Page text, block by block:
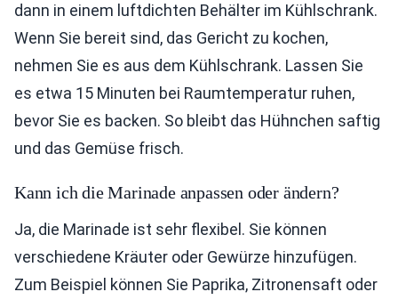
dann in einem luftdichten Behälter im Kühlschrank.
Wenn Sie bereit sind, das Gericht zu kochen,
nehmen Sie es aus dem Kühlschrank. Lassen Sie
es etwa 15 Minuten bei Raumtemperatur ruhen,
bevor Sie es backen. So bleibt das Hühnchen saftig
und das Gemüse frisch.
Kann ich die Marinade anpassen oder ändern?
Ja, die Marinade ist sehr flexibel. Sie können
verschiedene Kräuter oder Gewürze hinzufügen.
Zum Beispiel können Sie Paprika, Zitronensaft oder